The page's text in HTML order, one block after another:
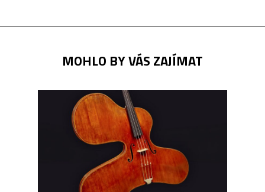
MOHLO BY VÁS ZAJÍMAT